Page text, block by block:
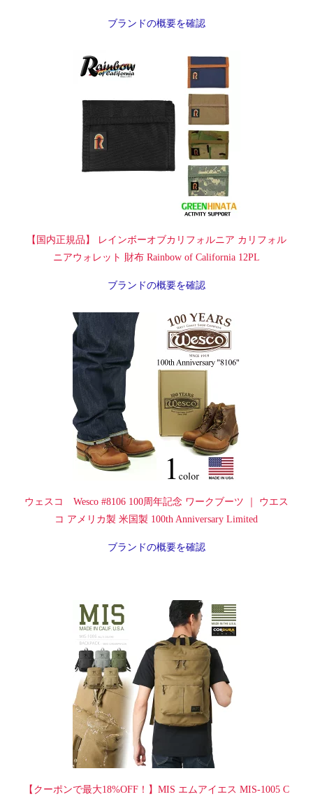
ブランドの概要を確認
【国内正規品】 レインボーオブカリフォルニア カリフォル
ニアウォレット 財布 Rainbow of California 12PL
ブランドの概要を確認
ウェスコ Wesco #8106 100周年記念 ワークブーツ ｜ ウエス
コ アメリカ製 米国製 100th Anniversary Limited
ブランドの概要を確認
【クーポンで最大18%OFF！】MIS エムアイエス MIS-1005 C